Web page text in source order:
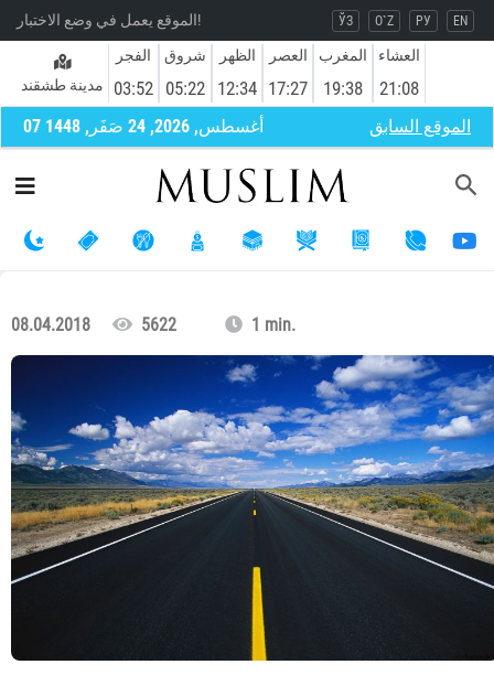
الموقع يعمل في وضع الاختبار! ЎЗ O`Z РУ EN
مدينة طشقند
الفجر
03:52
شروق
05:22
الظهر
12:34
العصر
17:27
المغرب
19:38
العشاء
21:08
07 أغسطس, 2026, 24 صَفَر, 1448 الموقع السابق
08.04.2018 5622 1 min.